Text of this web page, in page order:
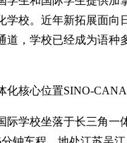
学校。近年新拓展面向
道，学校已经成为语种
核心位置SINO-
学校坐落于长三角一